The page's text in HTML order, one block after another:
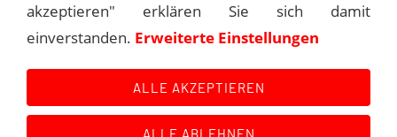
1988-12-01 DETROIT, FOX THEATRE
akzeptieren" erklären Sie sich damit
einverstanden. Erweiterte Einstellungen
ALLE AKZEPTIEREN
ALLE ABLEHNEN